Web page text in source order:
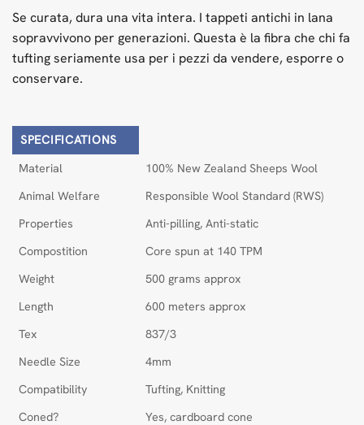
Se curata, dura una vita intera. I tappeti antichi in lana
sopravvivono per generazioni. Questa è la fibra che chi fa
tufting seriamente usa per i pezzi da vendere, esporre o
conservare.
SPECIFICATIONS
Material
100% New Zealand Sheeps Wool
Animal Welfare
Responsible Wool Standard (RWS)
Properties
Anti-pilling, Anti-static
Compostition
Core spun at 140 TPM
Weight
500 grams approx
Length
600 meters approx
Tex
837/3
Needle Size
4mm
Compatibility
Tufting, Knitting
Coned?
Yes, cardboard cone